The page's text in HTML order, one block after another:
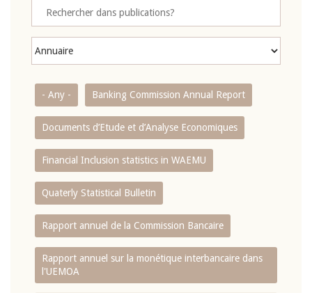
- Any - Banking Commission Annual Report
Documents d’Etude et d’Analyse Economiques
Financial Inclusion statistics in WAEMU
Quaterly Statistical Bulletin
Rapport annuel de la Commission Bancaire
Rapport annuel sur la monétique interbancaire dans
l'UEMOA